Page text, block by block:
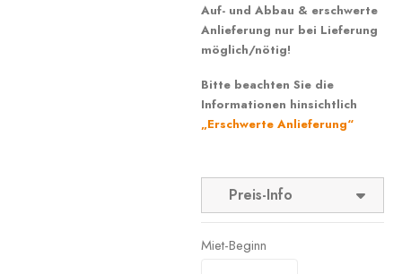
Auf- und Abbau & erschwerte
Anlieferung nur bei Lieferung
möglich/nötig!
Bitte beachten Sie die
Informationen hinsichtlich
„Erschwerte Anlieferung“
Preis-Info
Miet-Beginn